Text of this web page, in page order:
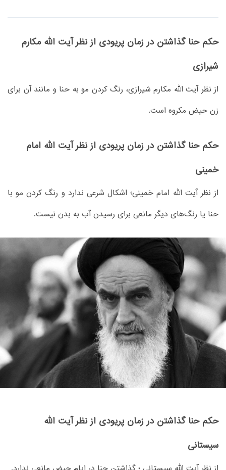
حکم حنا گذاشتن در زمان پریودی از نظر آیت الله مکارم
شیرازی
از نظر آیت الله مکارم شیرازی، رنگ کردن مو به حنا و مانند آن برای
زن حیض مکروه است.
حکم حنا گذاشتن در زمان پریودی از نظر آیت الله امام
خمینی
از نظر آیت الله امام خمینی؛ اشکال شرعی ندارد و رنگ کردن مو با
حنا یا رنگ‌های دیگر مانعی برای رسیدن آب به بدن نیست.
حکم حنا گذاشتن در زمان پریودی از نظر آیت الله
سیستانی